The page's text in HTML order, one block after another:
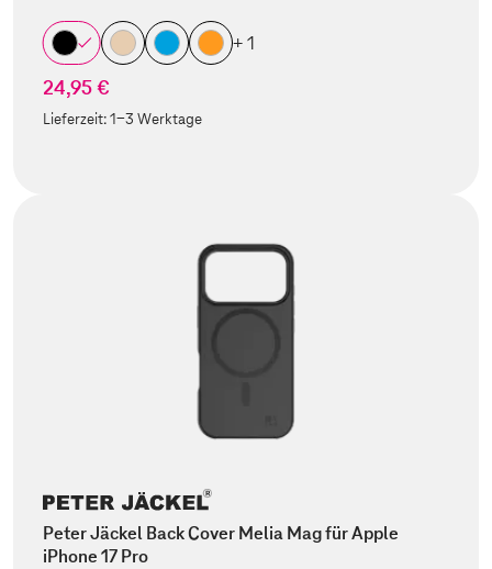
+ 1
24,95 €
Lieferzeit:1-3 Werktage
Peter Jäckel Back Cover Melia Mag für Apple
iPhone 17 Pro